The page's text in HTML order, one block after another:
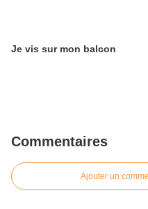
Je vis sur mon balcon
Commentaires
Ajouter un